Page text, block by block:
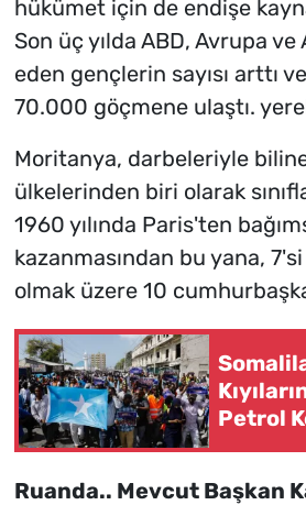
hükümet için de endişe
Son üç yılda ABD, Avrupa
eden gençlerin sayısı arttı
70.000 göçmene ulaştı.
Moritanya, darbeleriyle
ülkelerinden biri olarak
1960 yılında Paris'ten
kazanmasından bu yana,
olmak üzere 10
Petrol
Ruanda.. Mevcut Başkan